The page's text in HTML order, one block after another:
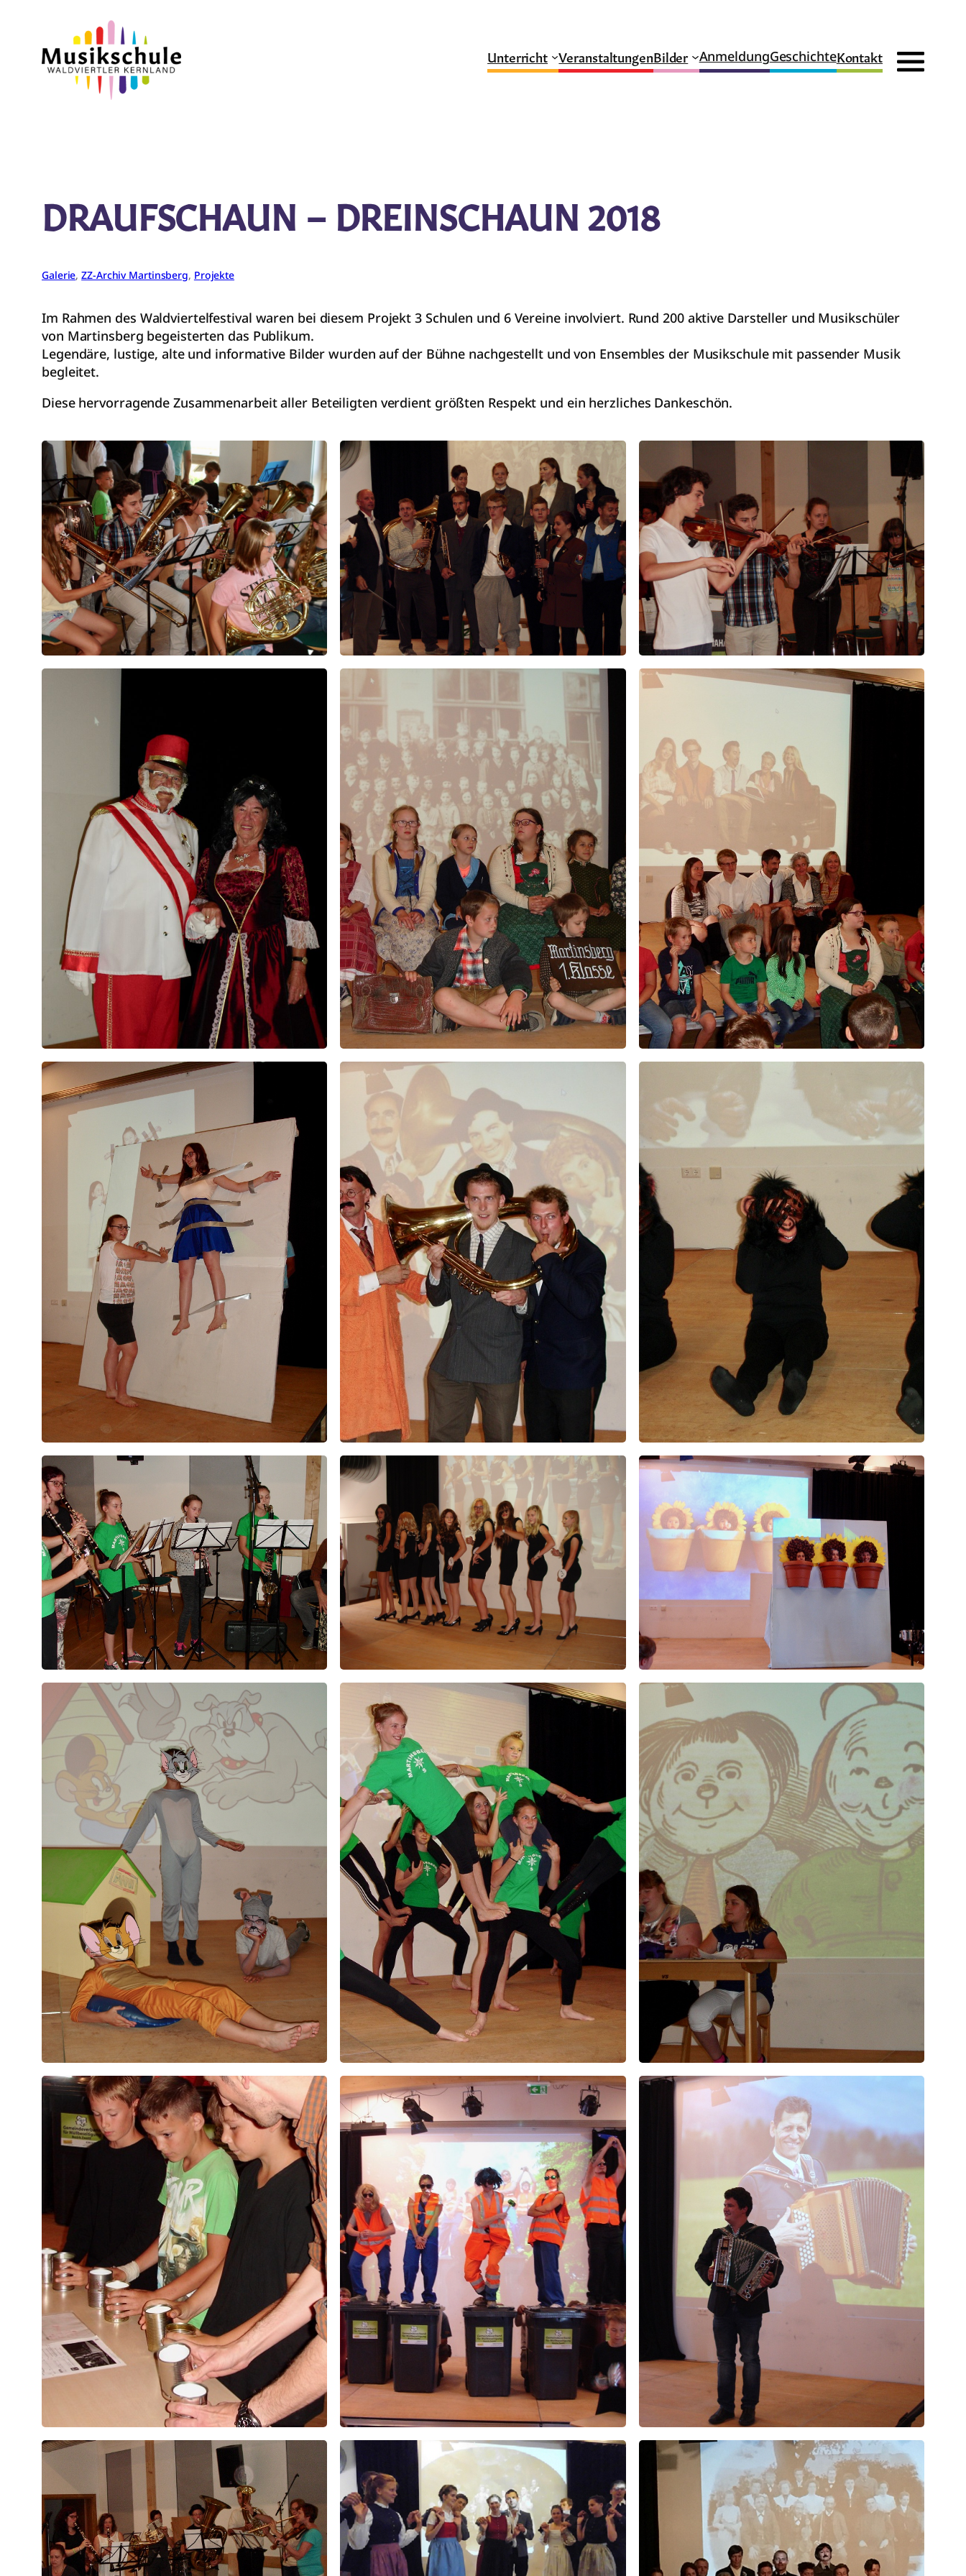
springen
Unterricht VeranstaltungenBilder AnmeldungGeschichteKontakt
DRAUFSCHAUN – DREINSCHAUN 2018
Galerie, ZZ-Archiv Martinsberg, Projekte
Im Rahmen des Waldviertelfestival waren bei diesem Projekt 3 Schulen und 6 Vereine involviert. Rund 200 aktive Darsteller und Musikschüler
von Martinsberg begeisterten das Publikum.
Legendäre, lustige, alte und informative Bilder wurden auf der Bühne nachgestellt und von Ensembles der Musikschule mit passender Musik
begleitet.
Diese hervorragende Zusammenarbeit aller Beteiligten verdient größten Respekt und ein herzliches Dankeschön.